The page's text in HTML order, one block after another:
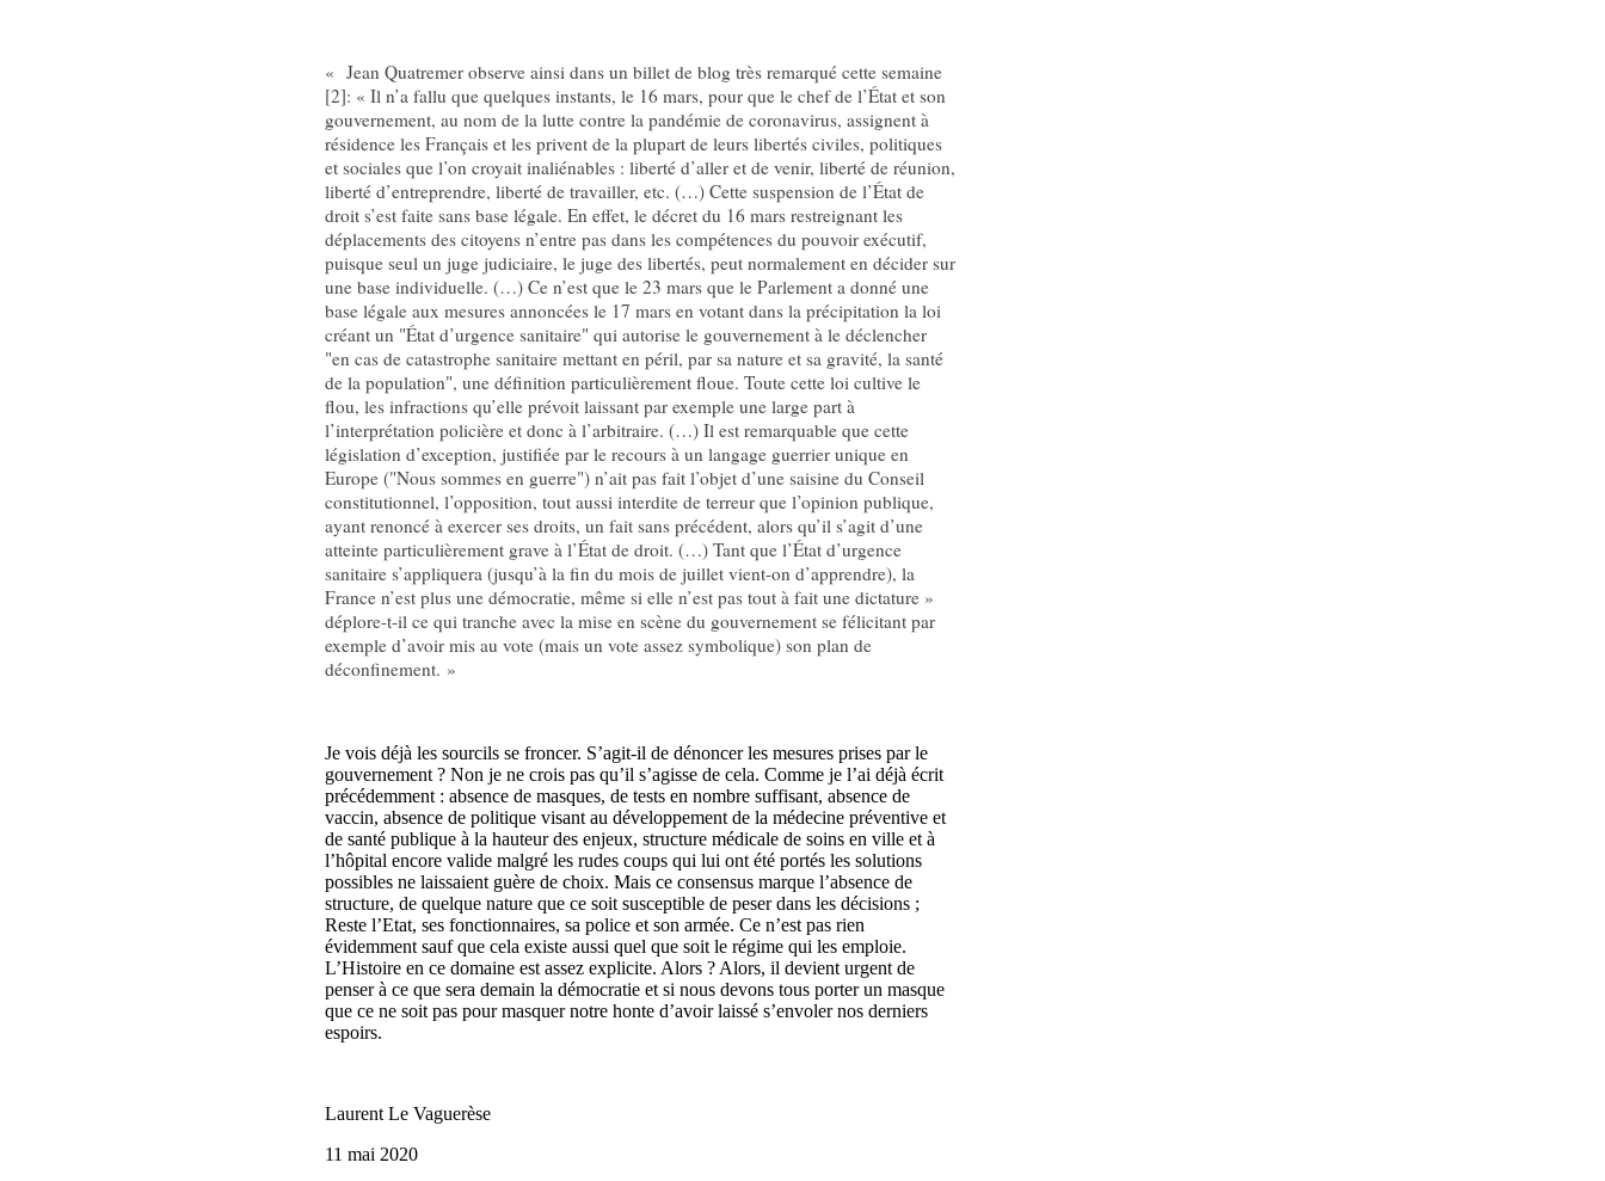
« Jean Quatremer observe ainsi dans un billet de blog très remarqué cette semaine
[2]: « Il n’a fallu que quelques instants, le 16 mars, pour que le chef de l’État et son
gouvernement, au nom de la lutte contre la pandémie de coronavirus, assignent à
résidence les Français et les privent de la plupart de leurs libertés civiles, politiques
et sociales que l’on croyait inaliénables : liberté d’aller et de venir, liberté de réunion,
liberté d’entreprendre, liberté de travailler, etc. (…) Cette suspension de l’État de
droit s’est faite sans base légale. En effet, le décret du 16 mars restreignant les
déplacements des citoyens n’entre pas dans les compétences du pouvoir exécutif,
puisque seul un juge judiciaire, le juge des libertés, peut normalement en décider sur
une base individuelle. (…) Ce n’est que le 23 mars que le Parlement a donné une
base légale aux mesures annoncées le 17 mars en votant dans la précipitation la loi
créant un "État d’urgence sanitaire" qui autorise le gouvernement à le déclencher
"en cas de catastrophe sanitaire mettant en péril, par sa nature et sa gravité, la santé
de la population", une définition particulièrement floue. Toute cette loi cultive le
flou, les infractions qu’elle prévoit laissant par exemple une large part à
l’interprétation policière et donc à l’arbitraire. (…) Il est remarquable que cette
législation d’exception, justifiée par le recours à un langage guerrier unique en
Europe ("Nous sommes en guerre") n’ait pas fait l’objet d’une saisine du Conseil
constitutionnel, l’opposition, tout aussi interdite de terreur que l’opinion publique,
ayant renoncé à exercer ses droits, un fait sans précédent, alors qu’il s’agit d’une
atteinte particulièrement grave à l’État de droit. (…) Tant que l’État d’urgence
sanitaire s’appliquera (jusqu’à la fin du mois de juillet vient-on d’apprendre), la
France n’est plus une démocratie, même si elle n’est pas tout à fait une dictature »
déplore-t-il ce qui tranche avec la mise en scène du gouvernement se félicitant par
exemple d’avoir mis au vote (mais un vote assez symbolique) son plan de
déconfinement. »
Je vois déjà les sourcils se froncer. S’agit-il de dénoncer les mesures prises par le
gouvernement ? Non je ne crois pas qu’il s’agisse de cela. Comme je l’ai déjà écrit
précédemment : absence de masques, de tests en nombre suffisant, absence de
vaccin, absence de politique visant au développement de la médecine préventive et
de santé publique à la hauteur des enjeux, structure médicale de soins en ville et à
l’hôpital encore valide malgré les rudes coups qui lui ont été portés les solutions
possibles ne laissaient guère de choix. Mais ce consensus marque l’absence de
structure, de quelque nature que ce soit susceptible de peser dans les décisions ;
Reste l’Etat, ses fonctionnaires, sa police et son armée. Ce n’est pas rien
évidemment sauf que cela existe aussi quel que soit le régime qui les emploie.
L’Histoire en ce domaine est assez explicite. Alors ? Alors, il devient urgent de
penser à ce que sera demain la démocratie et si nous devons tous porter un masque
que ce ne soit pas pour masquer notre honte d’avoir laissé s’envoler nos derniers
espoirs.
Laurent Le Vaguerèse
11 mai 2020